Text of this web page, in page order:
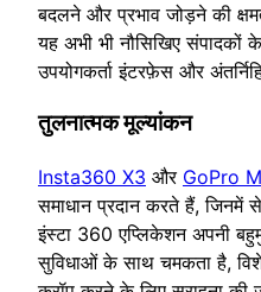
बदलने और प्रभाव जोड़ने की
यह अभी भी नौसिखिए संपादकों
उपयोगकर्ता इंटरफ़ेस और
तुलनात्‍मक मूल्‍यांकन
Insta360 X3 और GoPro
समाधान प्रदान करते हैं, जिनमें
इंस्टा 360 एप्लिकेशन अपनी
सुविधाओं के साथ चमकता है,